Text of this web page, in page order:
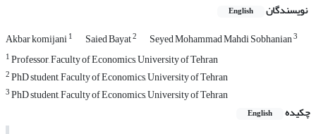
نویسندگان English
Akbar komijani1 Saied Bayat2 Seyed Mohammad Mahdi Sobhanian3
1Professor, Faculty of Economics, University of Tehran
2PhD student, Faculty of Economics, University of Tehran
3PhD student, Faculty of Economics, University of Tehran
چکیده
English